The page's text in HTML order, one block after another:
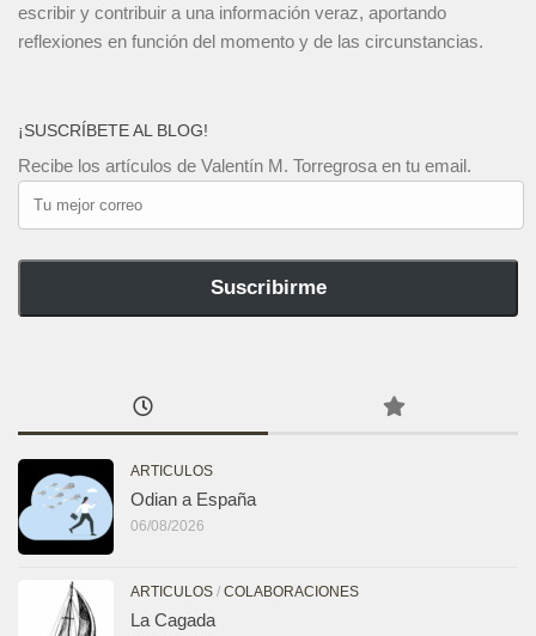
escribir y contribuir a una información veraz, aportando
reflexiones en función del momento y de las circunstancias.
¡SUSCRÍBETE AL BLOG!
Recibe los artículos de Valentín M. Torregrosa en tu email.
mejor
Suscribirme
ARTICULOS
Odian a España
06/08/2026
ARTICULOS / COLABORACIONES
La Cagada